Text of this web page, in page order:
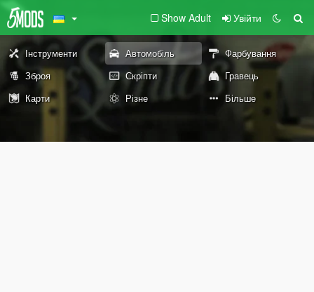
Show Adult Увійти
Інструменти Автомобіль
Фарбування
Зброя
Скріпти
Гравець
Карти
Різне Більше